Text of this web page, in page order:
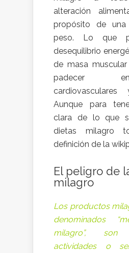
alteración
propósito de
peso. Lo que
desequilibrio
de masa
padecer
cardiovasculares
Aunque para
clara de lo que
dietas milagro
definición de la
El peligro de
milagro
Los productos
denominados
milagro”, son
actividades o